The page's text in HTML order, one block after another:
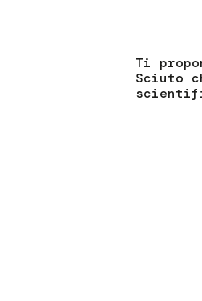
Ti
Sciuto